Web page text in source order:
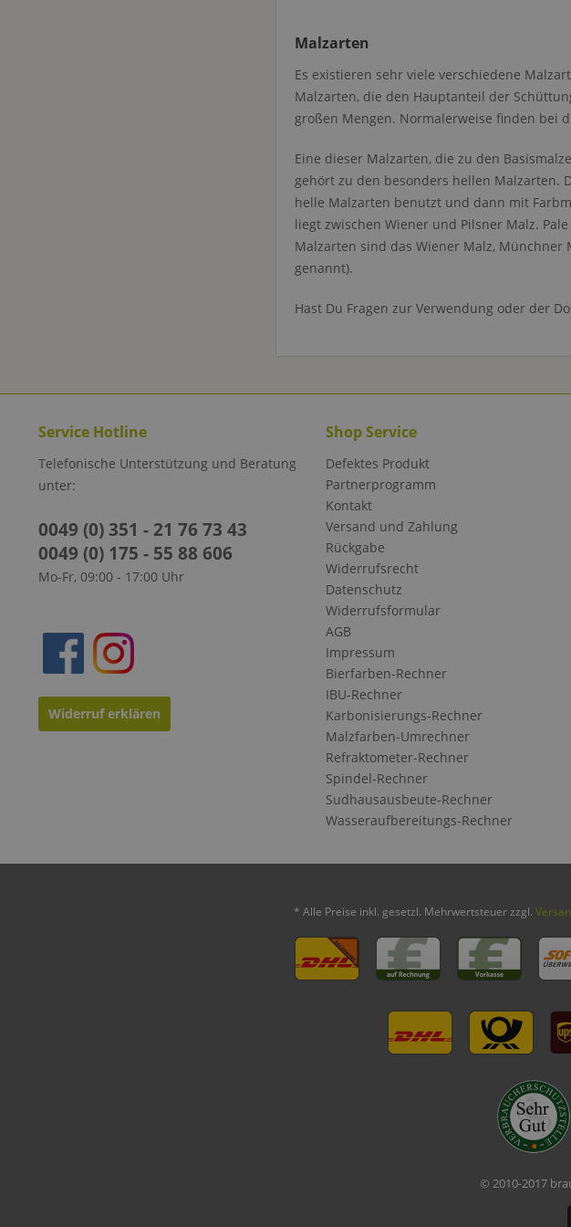
Malzarten
Es existieren sehr viele verschiedene
Malzarten, die den Hauptanteil der
großen Mengen. Normalerweise finden bei
Eine dieser Malzarten, die zu den
gehört zu den besonders hellen Malzarten.
helle Malzarten benutzt und dann mit
liegt zwischen Wiener und Pilsner Malz.
Malzarten sind das Wiener Malz, Münchner
genannt).
Hast Du Fragen zur Verwendung oder der
Service Hotline
Telefonische Unterstützung und Beratung
unter:
0049 (0) 351 - 21 76 73 43
0049 (0) 175 - 55 88 606
Mo-Fr, 09:00 - 17:00 Uhr
Widerruf erklären
Shop Service
Defektes Produkt
Partnerprogramm
Kontakt
Versand und Zahlung
Rückgabe
Widerrufsrecht
Datenschutz
Widerrufsformular
AGB
Impressum
Bierfarben-Rechner
IBU-Rechner
Karbonisierungs-Rechner
Malzfarben-Umrechner
Refraktometer-Rechner
Spindel-Rechner
Sudhausausbeute-Rechner
Wasseraufbereitungs-Rechner
* Alle Preise inkl. gesetzl. Mehrwertsteuer zzgl.
© 2010-2017